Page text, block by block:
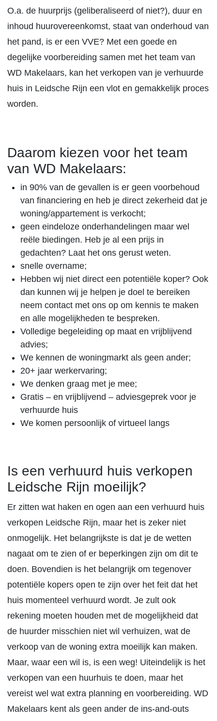
O.a. de huurprijs (geliberaliseerd of niet?), duur en
inhoud huurovereenkomst, staat van onderhoud van
het pand, is er een VVE? Met een goede en
degelijke voorbereiding samen met het team van
WD Makelaars, kan het verkopen van je verhuurde
huis in Leidsche Rijn een vlot en gemakkelijk proces
worden.
Daarom kiezen voor het team
van WD Makelaars:
in 90% van de gevallen is er geen voorbehoud
van financiering en heb je direct zekerheid dat je
woning/appartement is verkocht;
geen eindeloze onderhandelingen maar wel
reële biedingen. Heb je al een prijs in
gedachten? Laat het ons gerust weten.
snelle overname;
Hebben wij niet direct een potentiële koper? Ook
dan kunnen wij je helpen je doel te bereiken
neem contact met ons op om kennis te maken
en alle mogelijkheden te bespreken.
Volledige begeleiding op maat en vrijblijvend
advies;
We kennen de woningmarkt als geen ander;
20+ jaar werkervaring;
We denken graag met je mee;
Gratis – en vrijblijvend – adviesgeprek voor je
verhuurde huis
We komen persoonlijk of virtueel langs
Is een verhuurd huis verkopen
Leidsche Rijn moeilijk?
Er zitten wat haken en ogen aan een verhuurd huis
verkopen Leidsche Rijn, maar het is zeker niet
onmogelijk. Het belangrijkste is dat je de wetten
nagaat om te zien of er beperkingen zijn om dit te
doen. Bovendien is het belangrijk om tegenover
potentiële kopers open te zijn over het feit dat het
huis momenteel verhuurd wordt. Je zult ook
rekening moeten houden met de mogelijkheid dat
de huurder misschien niet wil verhuizen, wat de
verkoop van de woning extra moeilijk kan maken.
Maar, waar een wil is, is een weg! Uiteindelijk is het
verkopen van een huurhuis te doen, maar het
vereist wel wat extra planning en voorbereiding. WD
Makelaars kent als geen ander de ins-and-outs